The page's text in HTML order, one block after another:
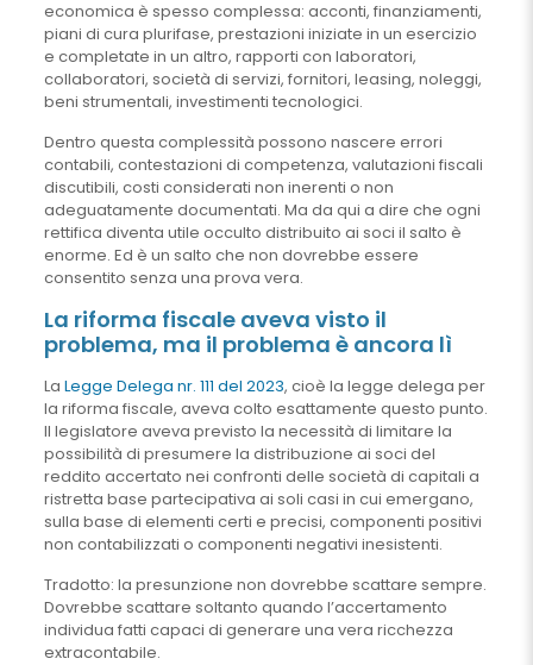
economica è spesso complessa: acconti, finanziamenti,
piani di cura plurifase, prestazioni iniziate in un esercizio
e completate in un altro, rapporti con laboratori,
collaboratori, società di servizi, fornitori, leasing, noleggi,
beni strumentali, investimenti tecnologici.
Dentro questa complessità possono nascere errori
contabili, contestazioni di competenza, valutazioni fiscali
discutibili, costi considerati non inerenti o non
adeguatamente documentati. Ma da qui a dire che ogni
rettifica diventa utile occulto distribuito ai soci il salto è
enorme. Ed è un salto che non dovrebbe essere
consentito senza una prova vera.
La riforma fiscale aveva visto il
problema, ma il problema è ancora lì
La Legge Delega nr. 111 del 2023, cioè la legge delega per
la riforma fiscale, aveva colto esattamente questo punto.
Il legislatore aveva previsto la necessità di limitare la
possibilità di presumere la distribuzione ai soci del
reddito accertato nei confronti delle società di capitali a
ristretta base partecipativa ai soli casi in cui emergano,
sulla base di elementi certi e precisi, componenti positivi
non contabilizzati o componenti negativi inesistenti.
Tradotto: la presunzione non dovrebbe scattare sempre.
Dovrebbe scattare soltanto quando l’accertamento
individua fatti capaci di generare una vera ricchezza
extracontabile.